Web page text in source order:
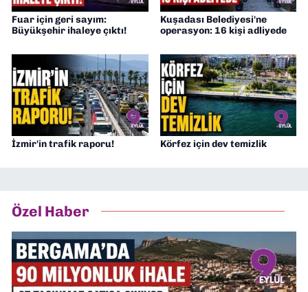
Fuar için geri sayım:
Büyükşehir ihaleye çıktı!
Kuşadası Belediyesi'ne
operasyon: 16 kişi adliyede
İzmir'in trafik raporu! Körfez için dev temizlik
Özel Haber